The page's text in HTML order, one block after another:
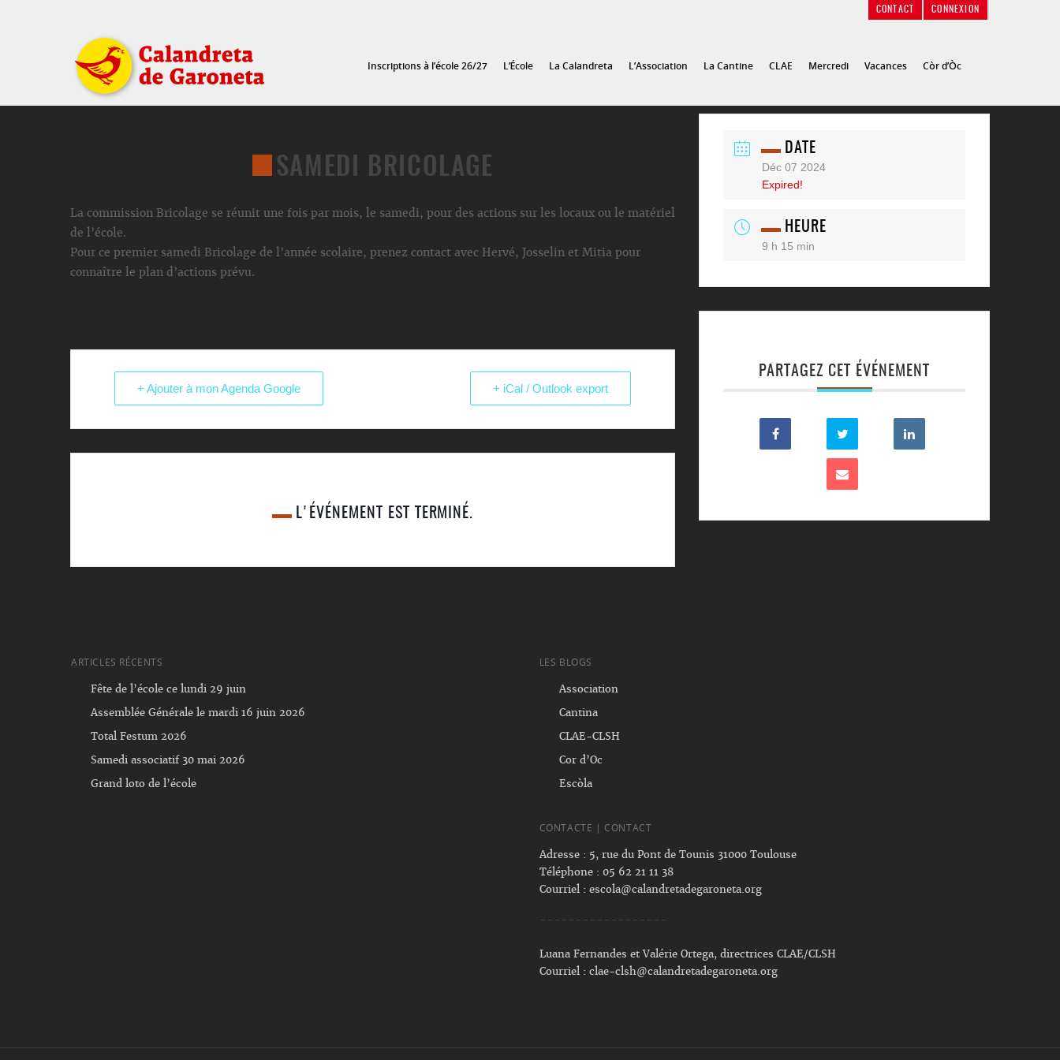
CONTACT CONNEXION
Inscriptions à l’école 26/27 L’École La Calandreta L’Association La Cantine CLAE Mercredi Vacances Còr d’Òc
SAMEDI BRICOLAGE
La commission Bricolage se réunit une fois par mois, le samedi, pour des actions sur les locaux ou le matériel
de l’école.
Pour ce premier samedi Bricolage de l’année scolaire, prenez contact avec Hervé, Josselin et Mitia pour
connaître le plan d’actions prévu.
+ Ajouter à mon Agenda Google + iCal / Outlook export
L'ÉVÉNEMENT EST TERMINÉ.
DATE
Déc 07 2024
Expired!
HEURE
9 h 15 min
PARTAGEZ CET ÉVÉNEMENT
ARTICLES RÉCENTS
Fête de l’école ce lundi 29 juin
Assemblée Générale le mardi 16 juin 2026
Total Festum 2026
Samedi associatif 30 mai 2026
Grand loto de l’école
LES BLOGS
Association
Cantina
CLAE-CLSH
Cor d’Oc
Escòla
CONTACTE | CONTACT
Adresse : 5, rue du Pont de Tounis 31000 Toulouse
Téléphone : 05 62 21 11 38
Courriel : escola@calandretadegaroneta.org
------------------
Luana Fernandes et Valérie Ortega, directrices CLAE/CLSH
Courriel : clae-clsh@calandretadegaroneta.org